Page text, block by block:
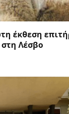
έκθεση
Λέσβο